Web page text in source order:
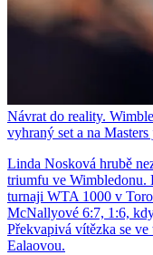
Návrat do reality.
vyhraný set a na
Linda Nosková hrubě
triumfu ve Wimbledonu.
turnaji WTA 1000 v
McNallyové 6:7, 1:6,
Překvapivá vítězka se
Ealaovou.